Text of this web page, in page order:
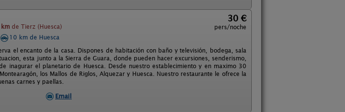
de Tierz (Huesca)
30 €
pers/noche
10 km de Huesca
el encanto de la casa. Dispones de habitación con baño y televisión, bodega, sala
esta junto a la Sierra de Guara, donde pueden hacer excursiones, senderismo,
inagurar el planetario de Huesca. Desde nuestro establecimiento y en maximo 30
los Mallos de Riglos, Alquezar y Huesca. Nuestro restaurante le ofrece la
carnes y paellas.
Email